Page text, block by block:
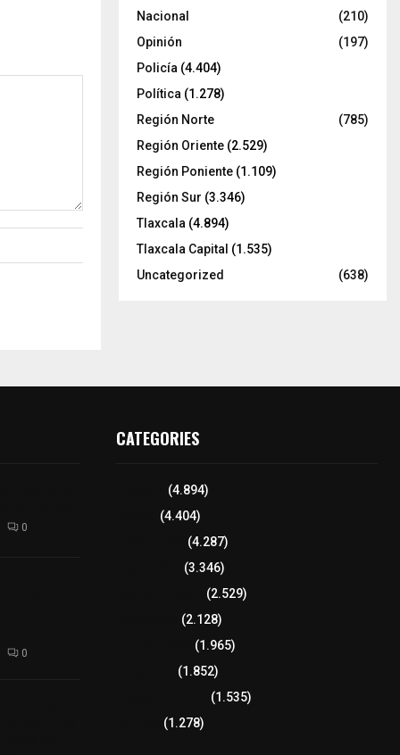
Nacional
(210)
Opinión
(197)
Policía (4.404)
Política (1.278)
Región Norte
(785)
Región Oriente (2.529)
Región Poniente (1.109)
Región Sur (3.346)
Tlaxcala (4.894)
Tlaxcala Capital (1.535)
Uncategorized
(638)
0
0
CATEGORIES
(4.894)
(4.404)
(4.287)
(3.346)
(2.529)
(2.128)
(1.965)
(1.852)
(1.535)
(1.278)